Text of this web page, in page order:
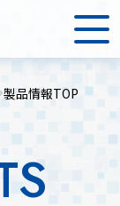
製品情報TOP